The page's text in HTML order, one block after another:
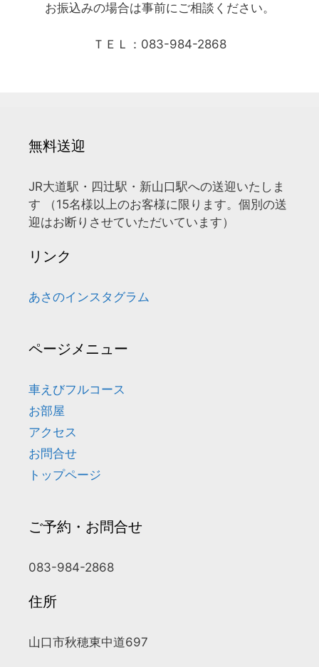
お振込みの場合は事前にご相談ください。
ＴＥＬ：083-984-2868
無料送迎
JR大道駅・四辻駅・新山口駅への送迎いたしま
す （15名様以上のお客様に限ります。個別の送
迎はお断りさせていただいています）
リンク
あさのインスタグラム
ページメニュー
車えびフルコース
お部屋
アクセス
お問合せ
トップページ
ご予約・お問合せ
083-984-2868
住所
山口市秋穂東中道697